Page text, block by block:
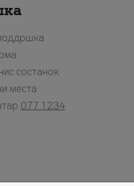
состанок
места
077 1234